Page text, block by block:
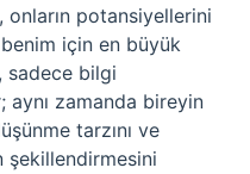
onların potansiyellerini
için en büyük
sadece bilgi
aynı zamanda bireyin
tarzını ve
şekillendirmesini